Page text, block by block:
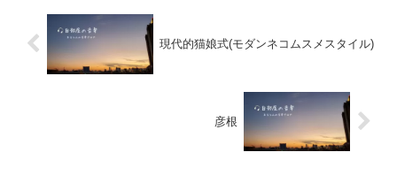
現代的猫娘式(モダンネコムスメスタイル)
彦根